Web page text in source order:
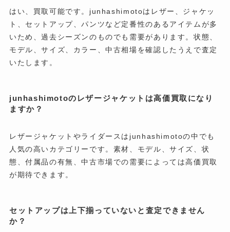
はい、買取可能です。junhashimotoはレザー、ジャケッ
ト、セットアップ、パンツなど定番性のあるアイテムが多
いため、過去シーズンのものでも需要があります。状態、
モデル、サイズ、カラー、中古相場を確認したうえで査定
いたします。
junhashimotoのレザージャケットは高価買取になり
ますか？
レザージャケットやライダースはjunhashimotoの中でも
人気の高いカテゴリーです。素材、モデル、サイズ、状
態、付属品の有無、中古市場での需要によっては高価買取
が期待できます。
セットアップは上下揃っていないと査定できません
か？